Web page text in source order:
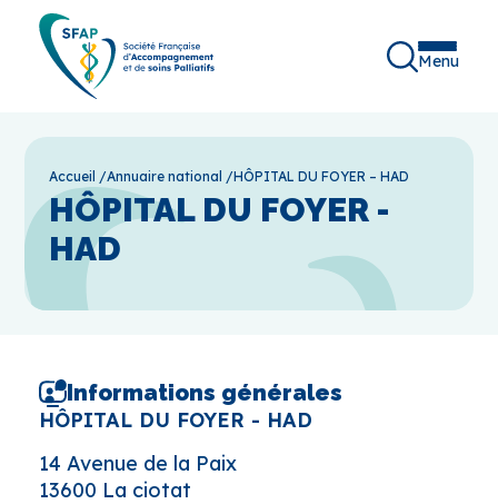
Menu
Accueil /Annuaire national /HÔPITAL DU FOYER – HAD
HÔPITAL DU FOYER -
HAD
Informations générales
HÔPITAL DU FOYER - HAD
14 Avenue de la Paix
13600 La ciotat